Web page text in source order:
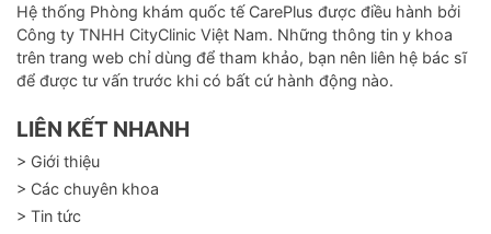
Hệ thống Phòng khám quốc tế CarePlus được điều hành bởi
Công ty TNHH CityClinic Việt Nam. Những thông tin y khoa
trên trang web chỉ dùng để tham khảo, bạn nên liên hệ bác sĩ
để được tư vấn trước khi có bất cứ hành động nào.
LIÊN KẾT NHANH
> Giới thiệu
> Các chuyên khoa
> Tin tức